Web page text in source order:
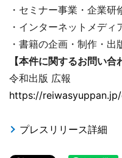
・セミナー事業・企業研
・インターネットメディ
・書籍の企画・制作・出
【本件に関するお問い合
令和出版 広報
https://
プレスリリース詳細